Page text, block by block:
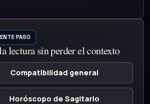
PASO
lectura sin perder el contexto
Compatibilidad general
Horóscopo de Sagitario